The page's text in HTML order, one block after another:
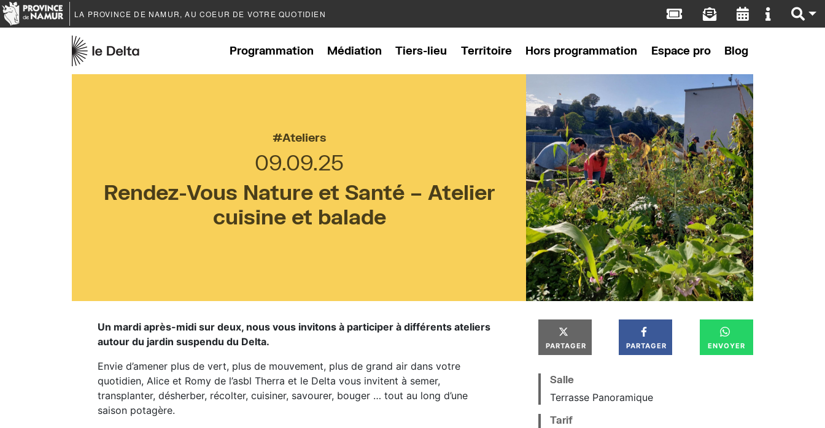
LA PROVINCE DE NAMUR, AU COEUR DE VOTRE QUOTIDIEN
Programmation Médiation Tiers-lieu Territoire Hors programmation Espace pro Blog
Ateliers
09.09.25
Rendez-Vous Nature et Santé – Atelier
cuisine et balade
Un mardi après-midi sur deux, nous vous invitons à participer à différents ateliers
autour du jardin suspendu du Delta.
Envie d’amener plus de vert, plus de mouvement, plus de grand air dans votre
quotidien, Alice et Romy de l’asbl Therra et le Delta vous invitent à semer,
transplanter, désherber, récolter, cuisiner, savourer, bouger … tout au long d’une
saison potagère.
PARTAGER PARTAGER ENVOYER
Salle
Terrasse Panoramique
Tarif